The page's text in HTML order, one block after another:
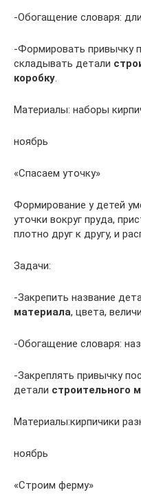
-Обогащение словаря:
-Формировать привычку
складывать детали
коробку.
Материалы: наборы
ноябрь
«Спасаем уточку»
Формирование у детей
уточки вокруг пруда,
плотно друг к другу, и
Задачи:
-Закрепить название
материала, цвета,
-Обогащение словаря:
-Закреплять привычку
детали строительного
Материалы:кирпичики
ноябрь
«Строим ферму»